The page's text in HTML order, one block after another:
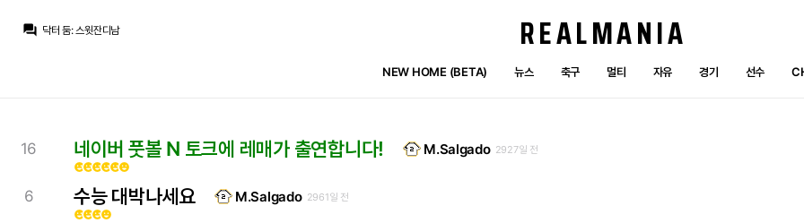
question_answer 닥터 둠:스윗잔디남
:www.fmkorea.com/best/10184918827
주드는고트다 :이번경기 Rmtv에서 90분 풀경기 무료로 중계하나요 전에는 전반만 중계하길래…
Legend Guti:play.88player.top/m3u8.html?url=hls.live123.fans/live/4595159.m3u8
REALMANIA
NEW HOME (BETA) 뉴스 축구 멀티 자유 경기 선수
16
emoji_emotionsemoji_emotionsemoji_emotionsemoji_emotionsemoji_emotionsemoji_emotions
네이버 풋볼 N 토크에 레매가 출연합니다! M.Salgado 2927일 전
6
emoji_emotionsemoji_emotionsemoji_emotionsemoji_emotions
수능 대박나세요 M.Salgado 2961일 전